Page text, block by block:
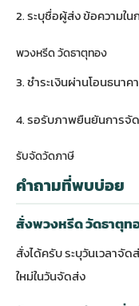
2. ระบุชื่อผู้ส่ง ข้อความใ
พวงหรีด วัดธาตุทอง
3. ชำระเงินผ่านโอนธนา
4. รอรับภาพยืนยันการจั
รับจัดวัดภาษี
คำถามที่พบบ่อย
สั่งพวงหรีด วัดธาตุท
สั่งได้ครับ ระบุวันเวลาจั
ใหม่ในวันจัดส่ง